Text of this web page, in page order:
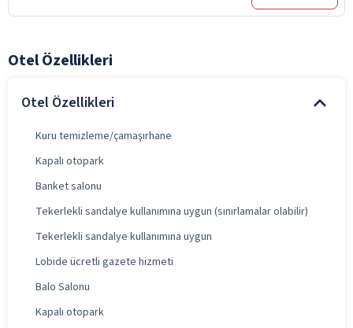
Otel Özellikleri
Otel Özellikleri
Kuru temizleme/çamaşırhane
Kapalı otopark
Banket salonu
Tekerlekli sandalye kullanımına uygun (sınırlamalar olabilir)
Tekerlekli sandalye kullanımına uygun
Lobide ücretli gazete hizmeti
Balo Salonu
Kapalı otopark